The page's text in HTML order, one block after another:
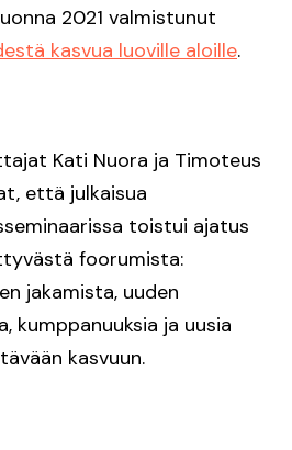
2021 valmistunut
kasvua luoville aloille.
Kati Nuora ja Timoteus
että julkaisua
toistui ajatus
foorumista:
jakamista, uuden
kumppanuuksia ja uusia
kasvuun.